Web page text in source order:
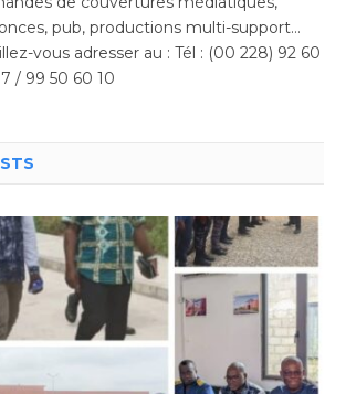
pub, productions multi-support…
vous adresser au : Tél : (00 228) 92 60
/ 99 50 60 10